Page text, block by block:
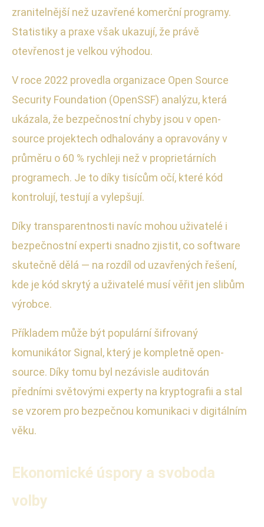
zranitelnější než uzavřené komerční programy.
Statistiky a praxe však ukazují, že právě
otevřenost je velkou výhodou.
V roce 2022 provedla organizace Open Source
Security Foundation (OpenSSF) analýzu, která
ukázala, že bezpečnostní chyby jsou v open-
source projektech odhalovány a opravovány v
průměru o 60 % rychleji než v proprietárních
programech. Je to díky tisícům očí, které kód
kontrolují, testují a vylepšují.
Díky transparentnosti navíc mohou uživatelé i
bezpečnostní experti snadno zjistit, co software
skutečně dělá — na rozdíl od uzavřených řešení,
kde je kód skrytý a uživatelé musí věřit jen slibům
výrobce.
Příkladem může být populární šifrovaný
komunikátor Signal, který je kompletně open-
source. Díky tomu byl nezávisle auditován
předními světovými experty na kryptografii a stal
se vzorem pro bezpečnou komunikaci v digitálním
věku.
Ekonomické úspory a svoboda
volby